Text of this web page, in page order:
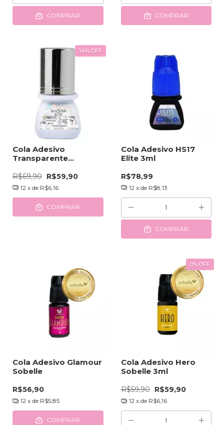
COMPRAR COMPRAR
14% OFF
Cola Adesivo
Transparente
R$69,90 R$59,90
12 x de R$6,16
COMPRAR
Cola Adesivo HS17
Elite 3ml
R$78,99
12 x de R$8,13
COMPRAR
Cola Adesivo Glamour
Sobelle
R$56,90
12 x de R$5,85
COMPRAR
0% OFF
Cola Adesivo Hero
Sobelle 3ml
R$59,90 R$59,90
12 x de R$6,16